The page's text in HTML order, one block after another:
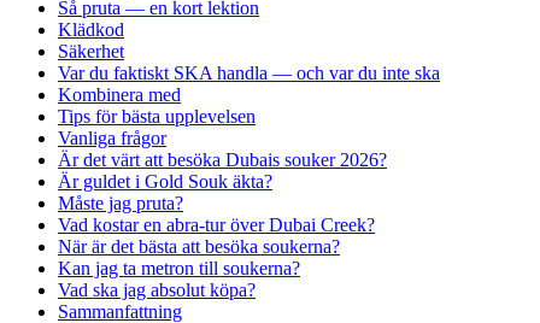
Så pruta — en kort lektion
Klädkod
Säkerhet
Var du faktiskt SKA handla — och var du inte ska
Kombinera med
Tips för bästa upplevelsen
Vanliga frågor
Är det värt att besöka Dubais souker 2026?
Är guldet i Gold Souk äkta?
Måste jag pruta?
Vad kostar en abra-tur över Dubai Creek?
När är det bästa att besöka soukerna?
Kan jag ta metron till soukerna?
Vad ska jag absolut köpa?
Sammanfattning